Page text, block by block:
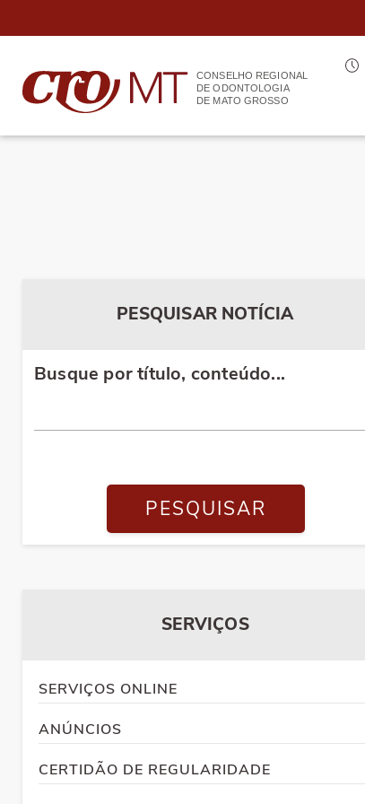
CONSELHO REGIONAL
DE ODONTOLOGIA
DE MATO GROSSO
PESQUISAR NOTÍCIA
Busque por título, conteúdo...
PESQUISAR
SERVIÇOS
SERVIÇOS ONLINE
ANÚNCIOS
CERTIDÃO DE REGULARIDADE